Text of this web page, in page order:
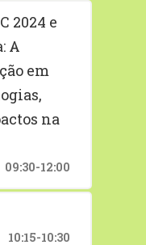
2024 e
A
em
na
09:30-12:00
10:15-10:30